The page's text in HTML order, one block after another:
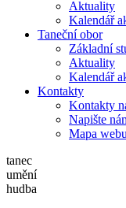
Aktuality
Kalendář
Taneční obor
Základní
Aktuality
Kalendář
Kontakty
Kontakty
Napište
Mapa webu
tanec
umění
hudba